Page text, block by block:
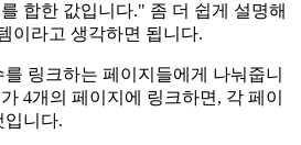
합한 값입니다." 좀 더 쉽게 설명해
이라고 생각하면 됩니다.
링크하는 페이지들에게 나눠줍니
4개의 페이지에 링크하면, 각 페이
입니다.